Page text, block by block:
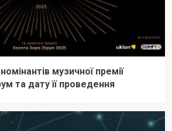
музичної премії
та дату її проведення